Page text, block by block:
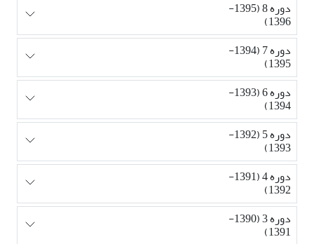
دوره 8 (1395-
1396)
دوره 7 (1394-
1395)
دوره 6 (1393-
1394)
دوره 5 (1392-
1393)
دوره 4 (1391-
1392)
دوره 3 (1390-
1391)